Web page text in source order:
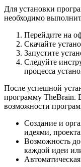
Для установки
необходимо
Перейдите на
Скачайте
Запустите
Следуйте
процесса
После успешной
программу TheBrain.
возможности
Создание и
идеями,
Возможность
каждой идеи